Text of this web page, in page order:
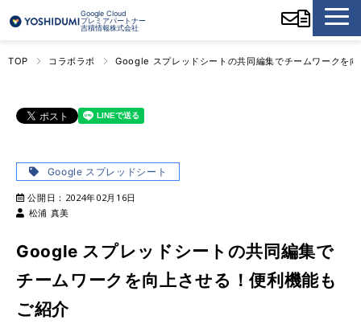
Google Cloud
プレミアパートナー
吉積情報株式会社
TOP コラボラボ Google スプレッドシートの共同編集でチームワークを
Google スプレッドシート
公開日： 2024年02月16日
松浦 真美
Google スプレッドシートの共同編集で
チームワークを向上させる！便利機能も
ご紹介